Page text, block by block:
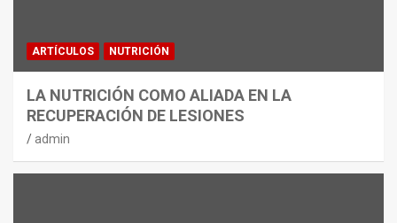
ARTÍCULOS NUTRICIÓN
LA NUTRICIÓN COMO ALIADA EN LA
RECUPERACIÓN DE LESIONES
admin